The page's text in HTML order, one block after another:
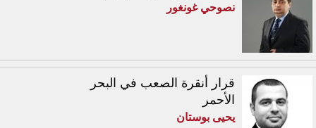
نصوحي غونغور
قرار أنقرة الصعب في البحر
الأحمر
يحيى بوستان